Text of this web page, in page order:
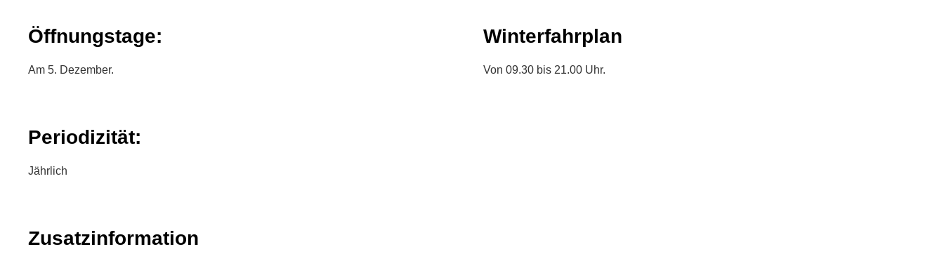
Öffnungstage:
Am 5. Dezember.
Winterfahrplan
Von 09.30 bis 21.00 Uhr.
Periodizität:
Jährlich
Zusatzinformation